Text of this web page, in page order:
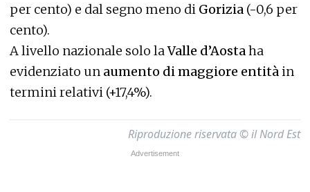
per cento) e dal segno meno di Gorizia (-0,6 per
cento).
A livello nazionale solo laValle d’Aosta ha
evidenziato un aumento di maggiore entità in
termini relativi (+17,4%).
Riproduzione riservata © il Nord Est